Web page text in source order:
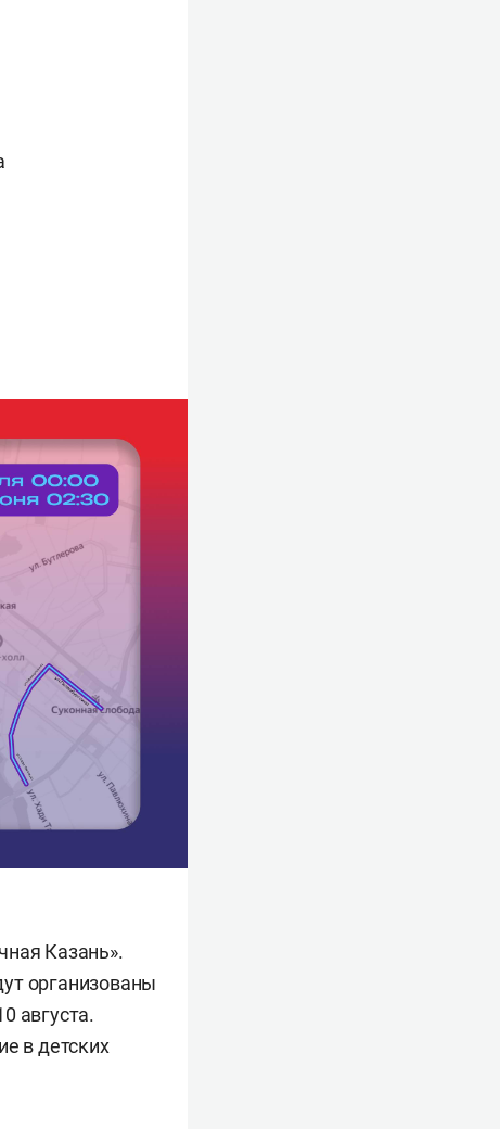
Казань».
организованы
августа.
в детских